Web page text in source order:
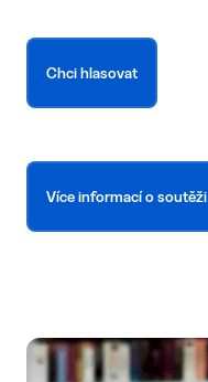
Chci hlasovat
Více informací o soutěži